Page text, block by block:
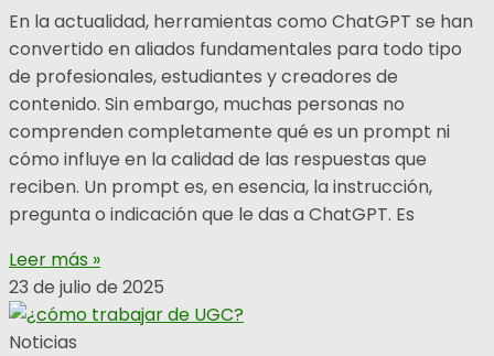
En la actualidad, herramientas como ChatGPT se han
convertido en aliados fundamentales para todo tipo
de profesionales, estudiantes y creadores de
contenido. Sin embargo, muchas personas no
comprenden completamente qué es un prompt ni
cómo influye en la calidad de las respuestas que
reciben. Un prompt es, en esencia, la instrucción,
pregunta o indicación que le das a ChatGPT. Es
Leer más »
23 de julio de 2025
Noticias